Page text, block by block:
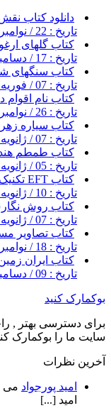
دانلود کتاب
تاریخ : 22 / نوامبر / 2016
کتاب گلهای
تاریخ : 17 / دسامبر / 2019
کتاب سنگهای
تاریخ : 07 / فوریه / 2017
کتاب نام اقوام
تاریخ : 26 / نوامبر / 2016
کتاب سیاره
تاریخ : 07 / ژانویه / 2017
کتاب طمطم هندی
تاریخ : 05 / ژانویه / 2017
کتاب EFT تکنیک های رهایی ذهن
تاریخ : 10 / ژانویه / 2017
کتاب روش
تاریخ : 07 / ژانویه / 2017
کتاب تصاویر
تاریخ : 18 / نوامبر / 2016
کتاب ایران
تاریخ : 09 / دسامبر / 2016
بوکمارک کنید
برای دسترسی بهتر ,
سایت ما را بوکمارک
آخرین نظرات
امید پورجواد می
امید [...]